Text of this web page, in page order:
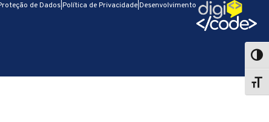
de DadosPolítica de PrivacidadeDesenvolvimento